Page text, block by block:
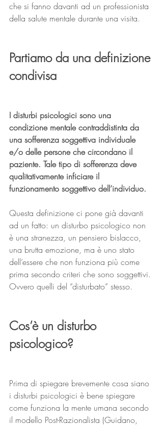
che si fanno davanti ad un professionista
della salute mentale durante una visita.
Partiamo da una definizione
condivisa
I disturbi psicologici sono una
condizione mentale contraddistinta da
una sofferenza soggettiva individuale
e/o delle persone che circondano il
paziente. Tale tipo di sofferenza deve
qualitativamente inficiare il
funzionamento soggettivo dell’individuo.
Questa definizione ci pone già davanti
ad un fatto: un disturbo psicologico non
è una stranezza, un pensiero bislacco,
una brutta emozione, ma è uno stato
dell’essere che non funziona più come
prima secondo criteri che sono soggettivi.
Ovvero quelli del “disturbato” stesso.
Cos’è un disturbo
psicologico?
Prima di spiegare brevemente cosa siano
i disturbi psicologici è bene spiegare
come funziona la mente umana secondo
il modello Post-Razionalista (Guidano,